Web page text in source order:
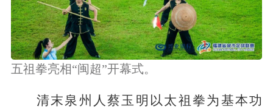
五祖拳亮相“闽超”开幕式。
清末泉州人蔡玉明以太祖拳为基本功